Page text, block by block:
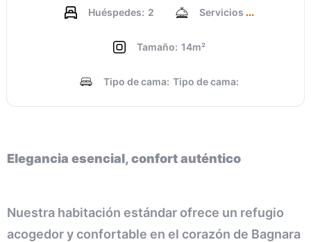
Huéspedes: 2 Servicios
Tamaño: 14m²
Tipo de cama: Tipo de cama:
Elegancia esencial, confort auténtico
Nuestra habitación estándar ofrece un refugio
acogedor y confortable en el corazón de Bagnara